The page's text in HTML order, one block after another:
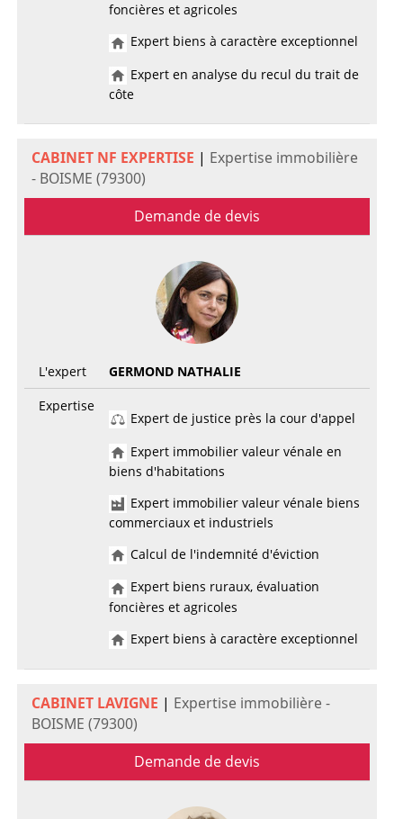
foncières et agricoles
Expert biens à caractère exceptionnel
Expert en analyse du recul du trait de
côte
CABINET NF EXPERTISE | Expertise immobilière
- BOISME (79300)
Demande de devis
L'expert
GERMOND NATHALIE
Expertise
Expert de justice près la cour d'appel
Expert immobilier valeur vénale en
biens d'habitations
Expert immobilier valeur vénale biens
commerciaux et industriels
Calcul de l'indemnité d'éviction
Expert biens ruraux, évaluation
foncières et agricoles
Expert biens à caractère exceptionnel
CABINET LAVIGNE | Expertise immobilière -
BOISME (79300)
Demande de devis